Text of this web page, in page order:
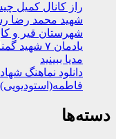
راز کانال کمیل
شهید محمد رضا
شهرستان قیر و
یادمان ۷
مدیا ببینید
دانلود نماهنگ
فاطمه(استودیویی)
دسته‌ها